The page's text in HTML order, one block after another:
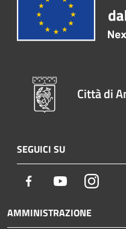
Città di
SEGUICI SU
Facebook Youtube
AMMINISTRAZIONE